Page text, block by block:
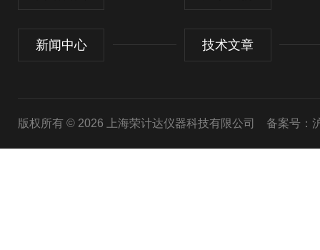
新闻中心 技术文章
版权所有 © 2026 上海荣计达仪器科技有限公司 备案号：